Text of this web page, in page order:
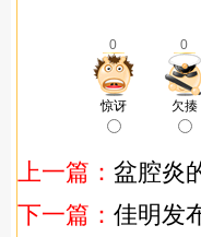
0 0
惊讶 欠揍
上一篇： 盆腔炎
下一篇： 佳明发